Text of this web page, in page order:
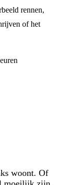
rennen,
of het
woont. Of